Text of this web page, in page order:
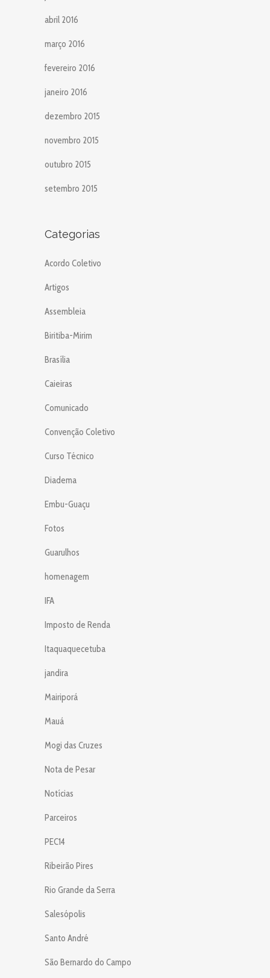
abril 2016
março 2016
fevereiro 2016
janeiro 2016
dezembro 2015
novembro 2015
outubro 2015
setembro 2015
Categorias
Acordo Coletivo
Artigos
Assembleia
Biritiba-Mirim
Brasília
Caieiras
Comunicado
Convenção Coletivo
Curso Técnico
Diadema
Embu-Guaçu
Fotos
Guarulhos
homenagem
IFA
Imposto de Renda
Itaquaquecetuba
jandira
Mairiporá
Mauá
Mogi das Cruzes
Nota de Pesar
Notícias
Parceiros
PEC14
Ribeirão Pires
Rio Grande da Serra
Salesópolis
Santo André
São Bernardo do Campo